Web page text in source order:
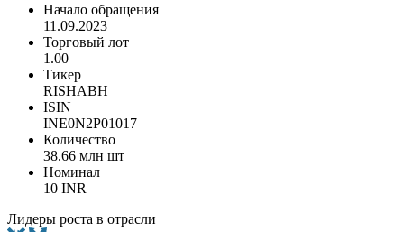
Начало обращения
11.09.2023
Торговый лот
1.00
Тикер
RISHABH
ISIN
INE0N2P01017
Количество
38.66 млн шт
Номинал
10 INR
Лидеры роста в отрасли